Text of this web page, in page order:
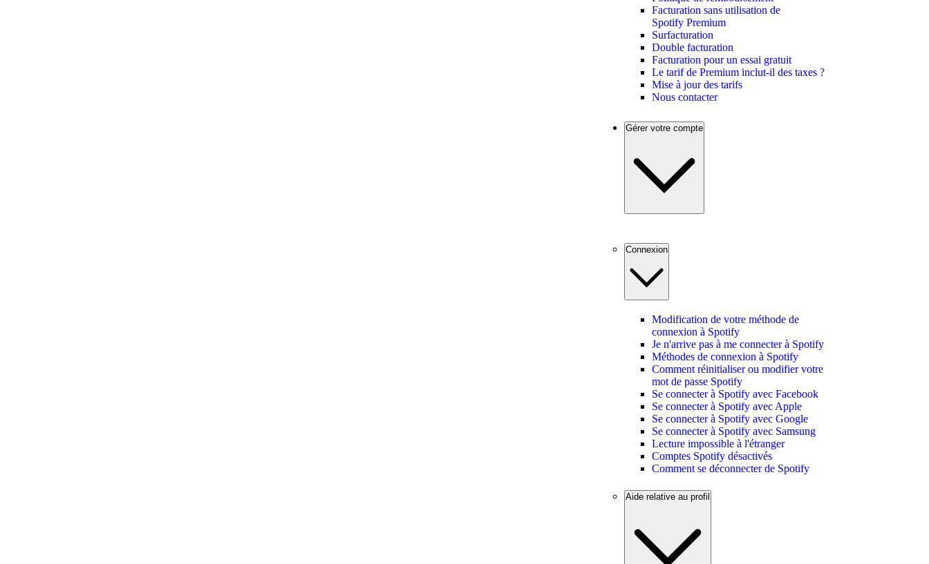
Facturation sans utilisation de
Spotify Premium
Surfacturation
Double facturation
Facturation pour un essai gratuit
Le tarif de Premium inclut-il des taxes ?
Mise à jour des tarifs
Nous contacter
Gérer votre compte
Connexion
Modification de votre méthode de
connexion à Spotify
Je n'arrive pas à me connecter à Spotify
Méthodes de connexion à Spotify
Comment réinitialiser ou modifier votre
mot de passe Spotify
Se connecter à Spotify avec Facebook
Se connecter à Spotify avec Apple
Se connecter à Spotify avec Google
Se connecter à Spotify avec Samsung
Lecture impossible à l'étranger
Comptes Spotify désactivés
Comment se déconnecter de Spotify
Aide relative au profil